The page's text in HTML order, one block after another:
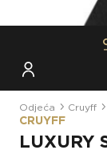
Odjeća Cruyff
CRUYFF
LUXURY